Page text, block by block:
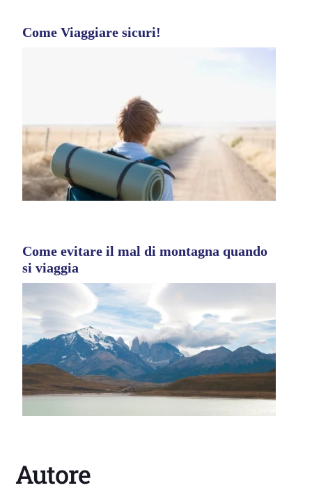
Come Viaggiare sicuri!
Come evitare il mal di montagna quando
si viaggia
Autore